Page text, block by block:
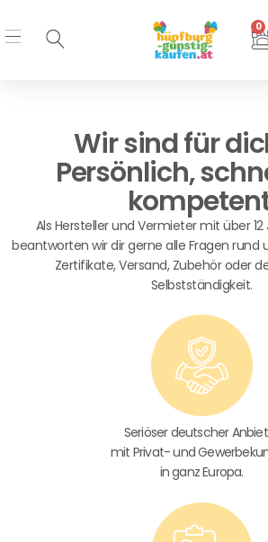
Inhalt
springen
0
Wir sind für
Persönlich,
Als Hersteller und Vermieter mit über
beantworten wir dir gerne alle Fragen rund
Zertifikate, Versand, Zubehör oder
Selbstständigkeit.
Seriöser deutscher
mit Privat- und
in ganz Europa.